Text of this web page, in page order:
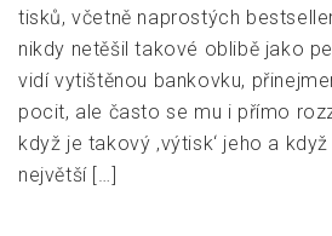
tisků, včetně naprostých
nikdy netěšil takové oblibě jako
vidí vytištěnou bankovku,
pocit, ale často se mu i přímo
když je takový ‚výtisk‘ jeho a
největší […]